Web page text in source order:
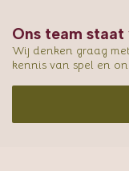
Ons team
Wij denken graag
kennis van spel en